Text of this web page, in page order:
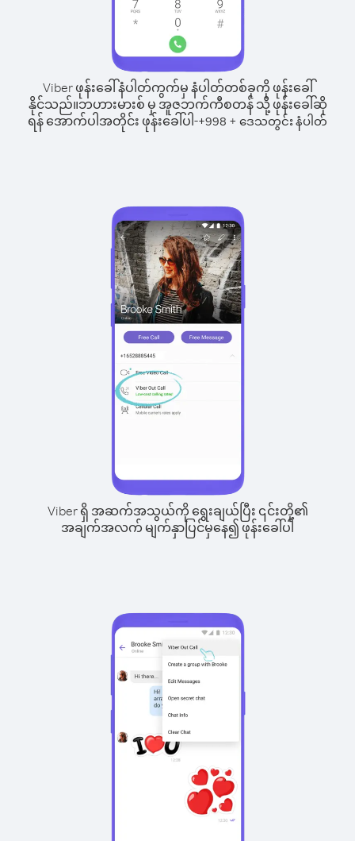
Viber ဖုန်းခေါ်နံပါတ်ကွက်မှ နံပါတ်တစ်ခုကို ဖုန်းခေါ်
နိုင်သည်။ဘဟားမားစ် မှ အူဇဘက်ကီစတန် သို့ ဖုန်းခေါ်ဆို
ရန် အောက်ပါအတိုင်း ဖုန်းခေါ်ပါ-+998 + ဒေသတွင်း နံပါတ်
Viber ရှိ အဆက်အသွယ်ကို ရွေးချယ်ပြီး ၎င်းတို့၏
အချက်အလက် မျက်နှာပြင်မှနေ၍ ဖုန်းခေါ်ပါ